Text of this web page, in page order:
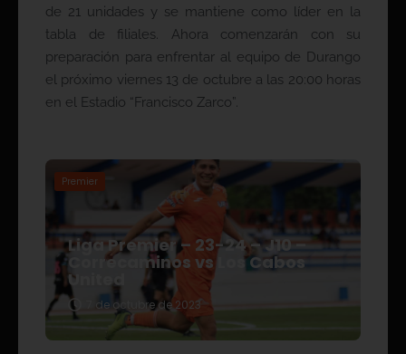
de 21 unidades y se mantiene como líder en la
tabla de filiales. Ahora comenzarán con su
preparación para enfrentar al equipo de Durango
el próximo viernes 13 de octubre a las 20:00 horas
en el Estadio “Francisco Zarco”.
Premier
Liga Premier – 23-24 – J10 –
Correcaminos vs Los Cabos
United
7 de octubre de 2023